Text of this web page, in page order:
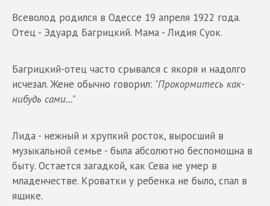
Всеволод родился в Одессе 19 апреля 1922 года.
Отец - Эдуард Багрицкий. Мама - Лидия Суок.
Багрицкий-отец часто срывался с якоря и надолго
исчезал. Жене обычно говорил: "Прокормитесь как-
нибудь сами..."
Лида - нежный и хрупкий росток, выросший в
музыкальной семье - была абсолютно беспомощна в
быту. Остается загадкой, как Сева не умер в
младенчестве. Кроватки у ребенка не было, спал в
ящике.